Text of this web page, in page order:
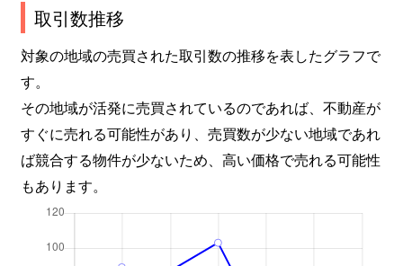
取引数推移
対象の地域の売買された取引数の推移を表したグラフで
す。
その地域が活発に売買されているのであれば、不動産が
すぐに売れる可能性があり、売買数が少ない地域であれ
ば競合する物件が少ないため、高い価格で売れる可能性
もあります。